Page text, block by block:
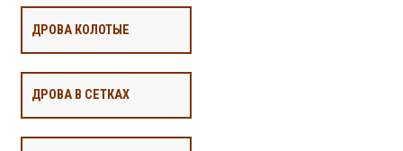
ДРОВА КОЛОТЫЕ
ДРОВА В СЕТКАХ